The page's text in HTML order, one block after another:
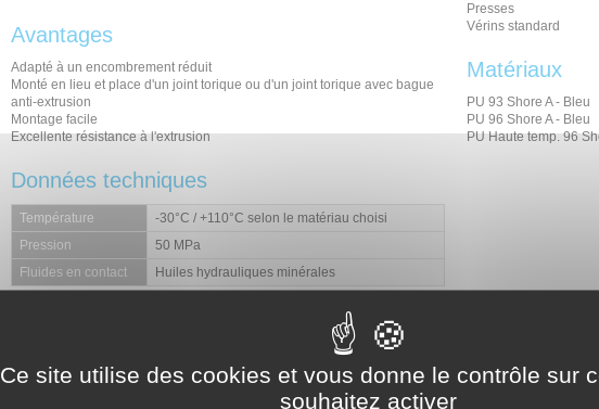
Avantages
Adapté à un encombrement réduit
Monté en lieu et place d'un joint torique ou d'un joint torique avec bague
anti-extrusion
Montage facile
Excellente résistance à l'extrusion
Données techniques
Température
-30°C / +110°C selon le matériau choisi
Pression
50 MPa
Fluides en contact
Huiles hydrauliques minérales
Presses
Vérins standard
Matériaux
PU 93 Shore A - Bleu
PU 96 Shore A - Bleu
PU Haute temp. 96
Ce site utilise des cookies et vous donne le contrôle sur
souhaitez activer